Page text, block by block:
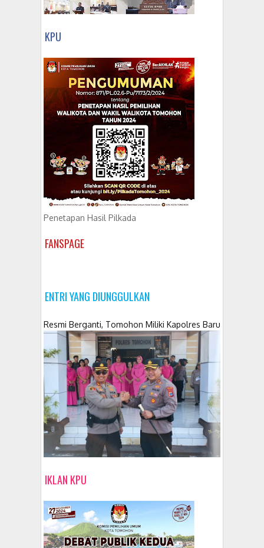
KPU
Penetapan Hasil Pilkada
FANSPAGE
ENTRI YANG DIUNGGULKAN
Resmi Berganti, Tomohon Miliki Kapolres Baru
IKLAN KPU